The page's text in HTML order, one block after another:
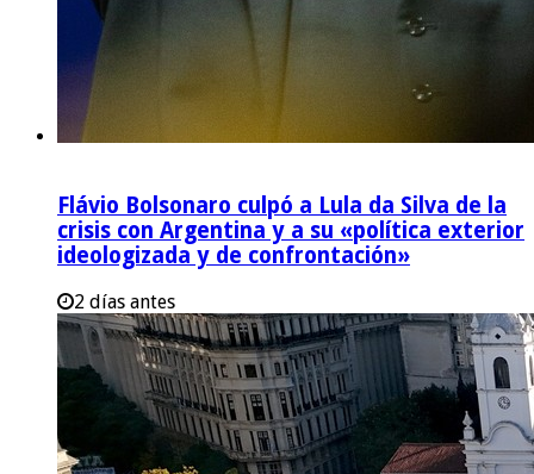
Flávio Bolsonaro culpó a Lula da Silva de la
crisis con Argentina y a su «política exterior
ideologizada y de confrontación»
2 días antes